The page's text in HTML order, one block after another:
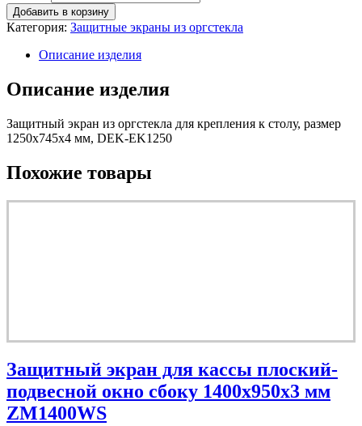
Добавить в корзину
Категория: Защитные экраны из оргстекла
Описание изделия
Описание изделия
Защитный экран из оргстекла для крепления к столу, размер
1250х745х4 мм, DEK-EK1250
Похожие товары
Защитный экран для кассы плоский-
подвесной окно сбоку 1400х950х3 мм
ZM1400WS